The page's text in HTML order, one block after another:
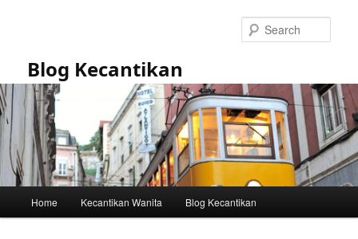
Blog Kecantikan
Home Kecantikan Wanita Blog Kecantikan